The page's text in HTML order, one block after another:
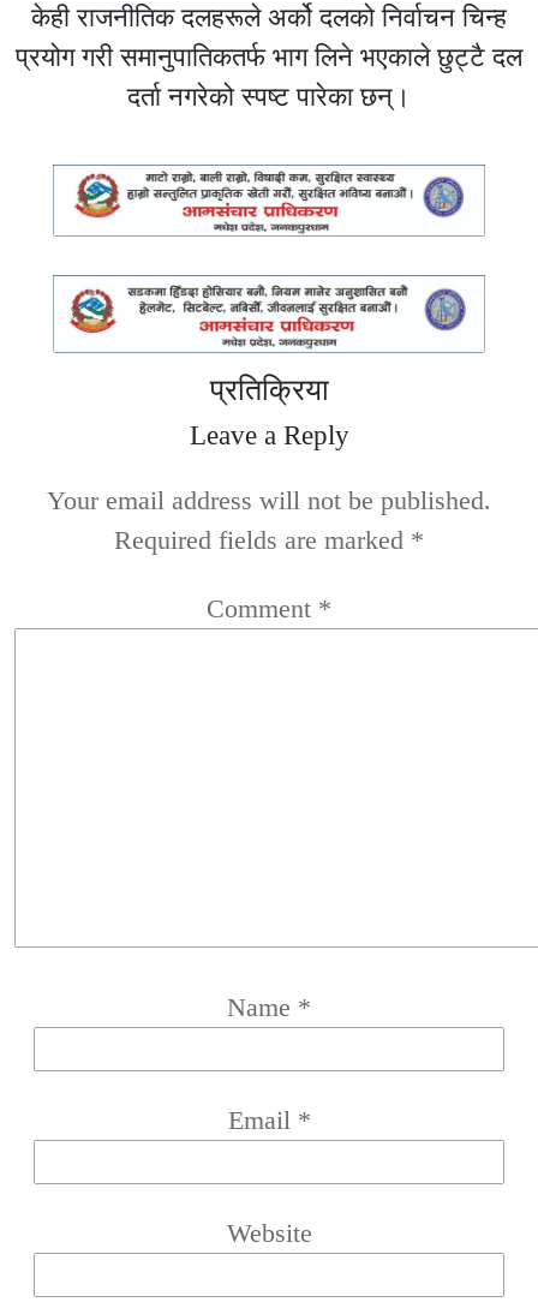
केही राजनीतिक दलहरूले अर्को दलको निर्वाचन चिन्ह
प्रयोग गरी समानुपातिकतर्फ भाग लिने भएकाले छुट्टै दल
दर्ता नगरेको स्पष्ट पारेका छन्।
प्रतिक्रिया
Leave a Reply
Your email address will not be published.
Required fields are marked *
Comment *
Name *
Email *
Website